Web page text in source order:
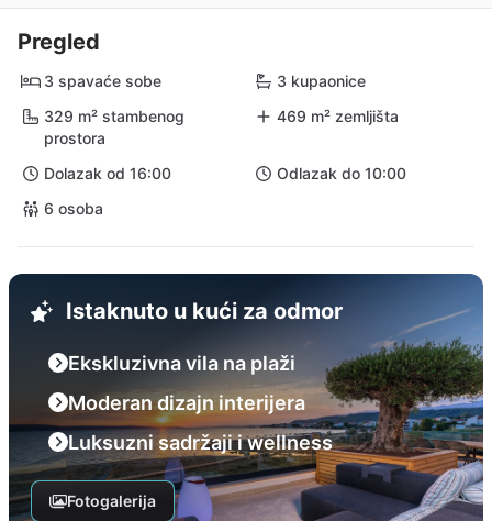
Pregled
3 spavaće sobe
3 kupaonice
329 m² stambenog
prostora
469 m² zemljišta
Dolazak od 16:00
Odlazak do 10:00
6 osoba
Istaknuto u kući za odmor
Ekskluzivna vila na plaži
Moderan dizajn interijera
Luksuzni sadržaji i wellness
Fotogalerija